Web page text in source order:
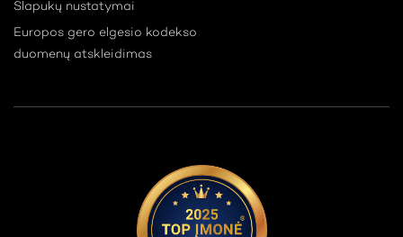
Slapukų nustatymai
Europos gero elgesio kodekso
duomenų atskleidimas